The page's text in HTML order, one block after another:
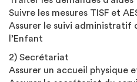
Suivre les mesures TISF et
Assurer le suivi administratif
l’Enfant
2) Secrétariat
Assurer un accueil physique